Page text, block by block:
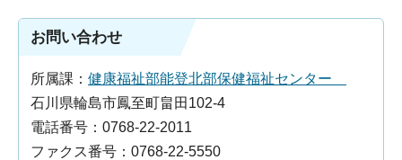
お問い合わせ
所属課： 健康福祉部能登北部保健福祉センター
石川県輪島市鳳至町畠田102-4
電話番号：0768-22-2011
ファクス番号：0768-22-5550